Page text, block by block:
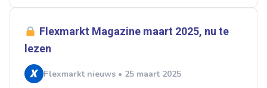
Flexmarkt Magazine maart 2025, nu te
lezen
Flexmarkt nieuws • 25 maart 2025